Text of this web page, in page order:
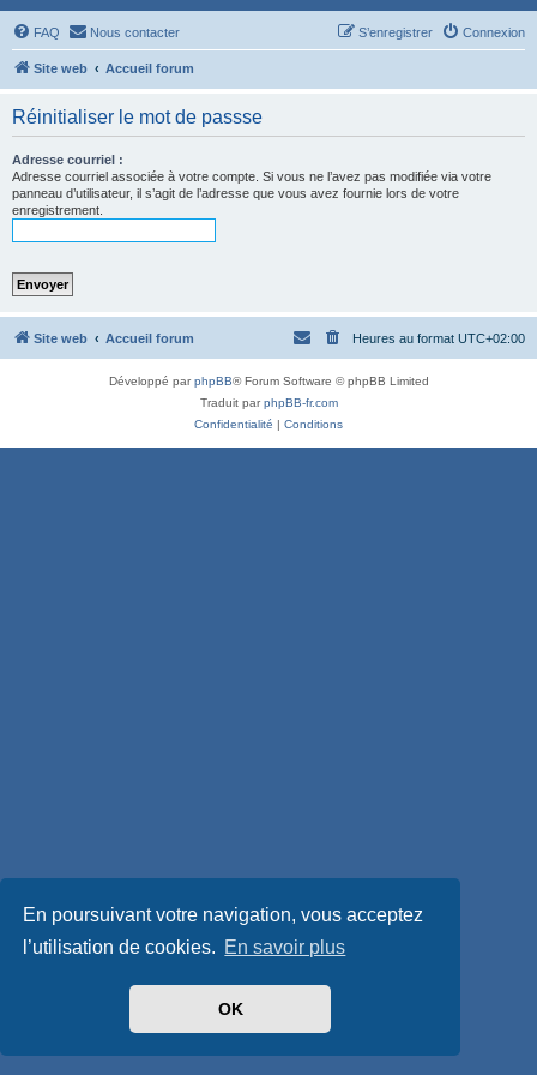
En poursuivant votre navigation, vous acceptez
l’utilisation de cookies. En savoir plus
OK
FAQ Nous contacter Connexion
S’enregistrer
Site web Accueil forum
Réinitialiser le mot de passse
Adresse courriel :
Adresse courriel associée à votre compte. Si vous ne l’avez pas modifiée via votre
panneau d’utilisateur, il s’agit de l’adresse que vous avez fournie lors de votre
enregistrement.
Site web Accueil forum Heures au format UTC+02:00
Développé parphpBB® Forum Software © phpBB Limited
Traduit parphpBB-fr.com
Confidentialité | Conditions